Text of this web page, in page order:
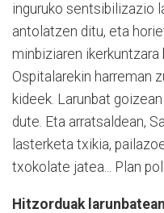
inguruko sentsibilizazio
antolatzen ditu, eta
minbiziaren
Ospitalarekin harreman
kideek. Larunbat
dute. Eta arratsaldean,
lasterketa txikia,
txokolate jatea... Plan
Hitzorduak larunbatean